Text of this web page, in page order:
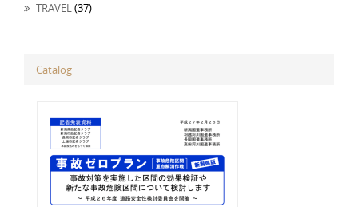
TRAVEL(37)
Catalog